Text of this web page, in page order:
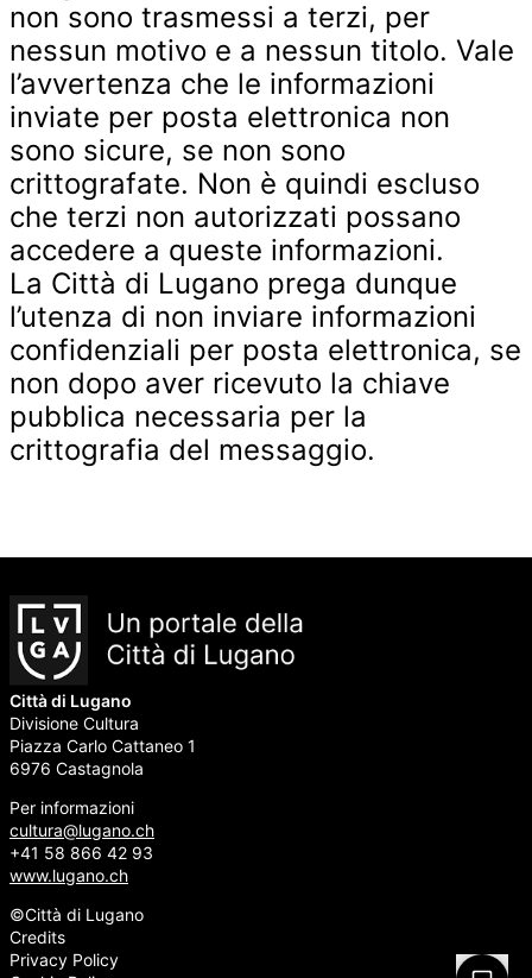
non sono trasmessi a terzi, per
nessun motivo e a nessun titolo. Vale
l’avvertenza che le informazioni
inviate per posta elettronica non
sono sicure, se non sono
crittografate. Non è quindi escluso
che terzi non autorizzati possano
accedere a queste informazioni.
La Città di Lugano prega dunque
l’utenza di non inviare informazioni
confidenziali per posta elettronica, se
non dopo aver ricevuto la chiave
pubblica necessaria per la
crittografia del messaggio.
Città di Lugano
Divisione Cultura
Piazza Carlo Cattaneo 1
6976 Castagnola
Per informazioni
cultura@lugano.ch
+41 58 866 42 93
www.lugano.ch
©Città di Lugano
Credits
Privacy Policy